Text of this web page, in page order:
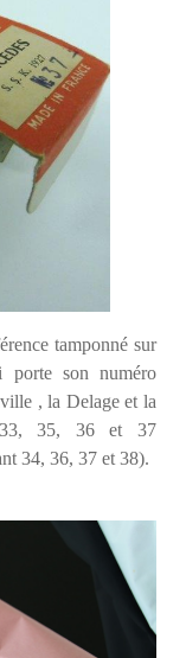
tamponné sur
son numéro
, la Delage et la
33, 35, 36 et 37
34, 36, 37 et 38).